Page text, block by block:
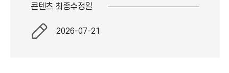
콘텐츠 최종수정일
2026-07-21